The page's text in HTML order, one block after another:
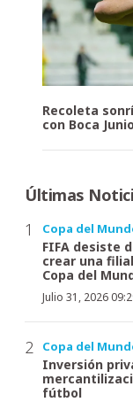
Recoleta
con Boca
Últimas
Copa del
FIFA desiste
crear una
Copa del
Julio 31, 2026
Copa del
Inversión
fútbol